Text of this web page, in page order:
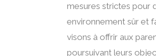
mesures strictes pour
environnement sûr et
visons à offrir aux
poursuivant leurs